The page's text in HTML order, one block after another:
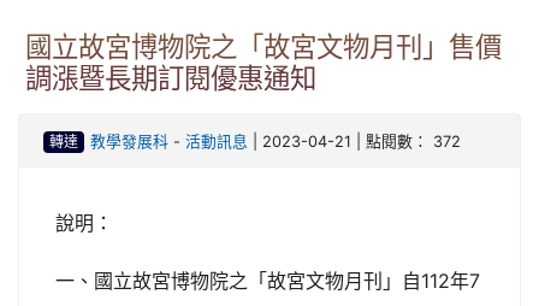
國立故宮博物院之「故宮文物月刊」售價
調漲暨長期訂閱優惠通知
轉達 教學發展科- 活動訊息 | 2023-04-21 | 點閱數： 372
說明：
一、國立故宮博物院之「故宮文物月刊」自112年7